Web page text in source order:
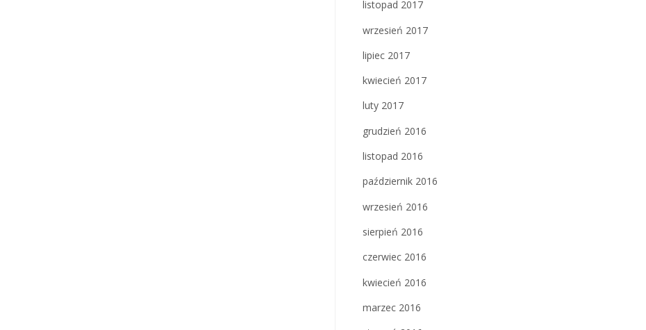
listopad 2017
wrzesień 2017
lipiec 2017
kwiecień 2017
luty 2017
grudzień 2016
listopad 2016
październik 2016
wrzesień 2016
sierpień 2016
czerwiec 2016
kwiecień 2016
marzec 2016